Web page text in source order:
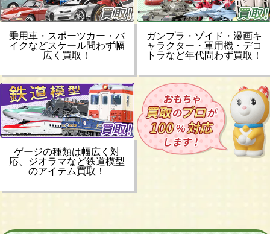
乗用車・スポーツカー・バ
イクなどスケール問わず幅
広く買取！
ガンプラ・ゾイド・漫画キ
ャラクター・軍用機・デコ
トラなど年代問わず買取！
ゲージの種類は幅広く対
応、ジオラマなど鉄道模型
のアイテム買取！